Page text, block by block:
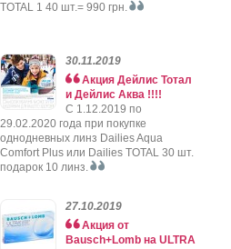
TOTAL 1 40 шт.= 990 грн.
30.11.2019
Акция Дейлис Тотал
и Дейлис Аква !!!!
C 1.12.2019 по
29.02.2020 года при покупке
однодневных линз Dailies Aqua
Comfort Plus или Dailies TOTAL 30 шт.
подарок 10 линз.
27.10.2019
Акция от
Bausch+Lomb на ULTRA